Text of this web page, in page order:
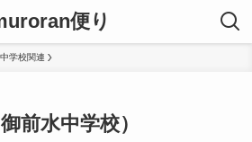
便り
学校関連
前水中学校）